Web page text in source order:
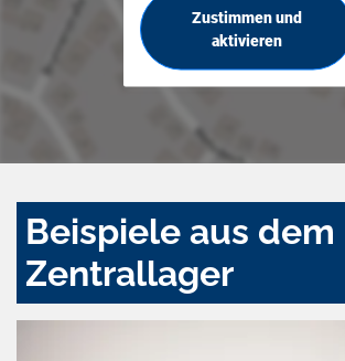
Zustimmen und
aktivieren
Beispiele aus dem
Zentrallager